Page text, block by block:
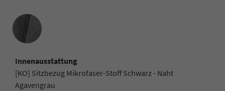
Innenausstattung
Innenausstattung
[KO] Sitzbezug Mikrofaser-Stoff Schwarz - Naht
Agavengrau